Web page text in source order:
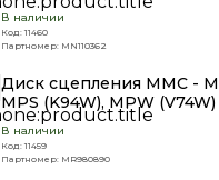
В наличии
Код: 11460
Партномер: MN110362
Диск сцепления MMC -
MPS (K94W), MPW (V74W)
В наличии
Код: 11459
Партномер: MR980890